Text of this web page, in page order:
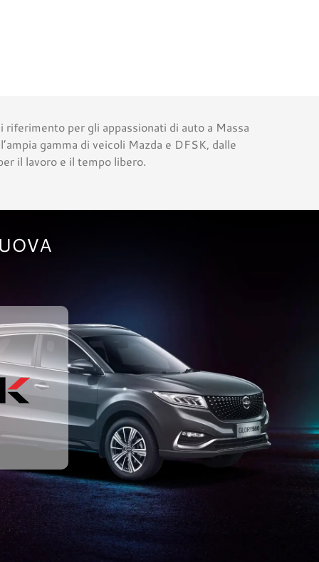
riferimento per gli appassionati di auto a Massa
gamma di veicoli Mazda e DFSK, dalle
il lavoro e il tempo libero.